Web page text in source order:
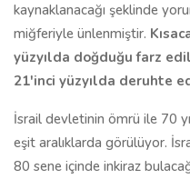
kaynaklanacağı şeklinde
miğferiyle ünlenmiştir.
yüzyılda doğduğu farz
21'inci yüzyılda deruhte
İsrail devletinin ömrü ile 70
eşit aralıklarda görülüyor.
80 sene içinde inkiraz